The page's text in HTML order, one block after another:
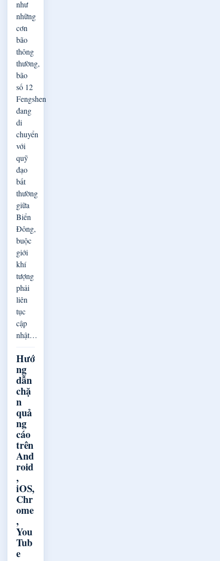
như
những
cơn
bão
thông
thường,
bão
số 12
Fengshen
đang
di
chuyển
với
quỹ
đạo
bất
thường
giữa
Biển
Đông,
buộc
giới
khí
tượng
phải
liên
tục
cập
nhật…
Hướ
ng
dẫn
chặ
n
quả
ng
cáo
trên
And
roid
,
iOS,
Chr
ome
,
You
Tub
e